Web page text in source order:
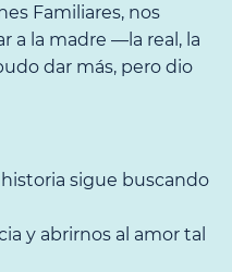
Familiares, nos
a la madre —la real, la
dar más, pero dio
sigue buscando
y abrirnos al amor tal